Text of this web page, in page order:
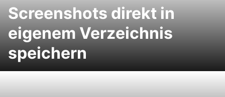
Screenshots direkt in
eigenem Verzeichnis
speichern